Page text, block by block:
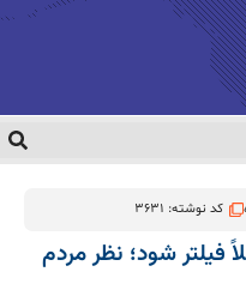
کد نوشته: 3631
فیلتر شود؛ نظر مردم